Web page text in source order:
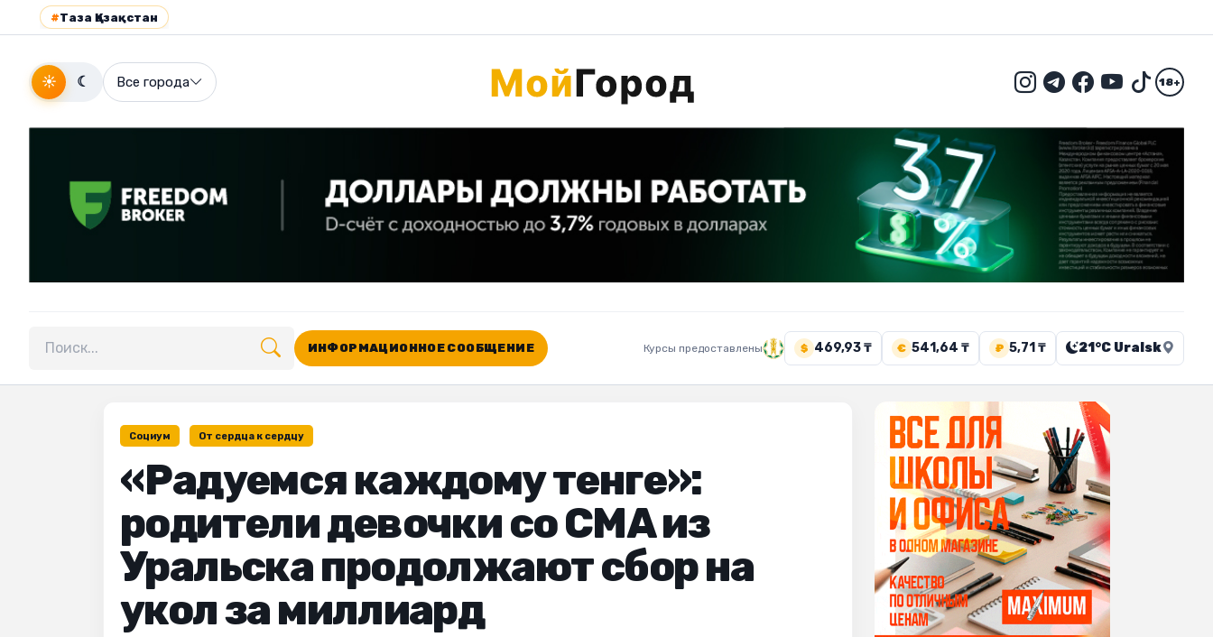
#Таза Қазақстан
☀ ☾ Все города 18+
Поиск по сайту
ИНФОРМАЦИОННОЕ СООБЩЕНИЕ Курсы предоставлены $ 469,93 ₸ € 541,64 ₸ ₽ 5,71 ₸ 21°C Uralsk
Социум От сердца к сердцу
«Радуемся каждому тенге»:
родители девочки со СМА из
Уральска продолжают сбор на
укол за миллиард